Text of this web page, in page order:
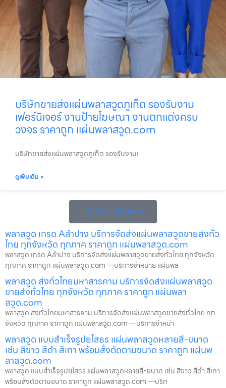
บริษัทขายส่งแผ่นพลาสวูดภูเก็ต รองรับงาน
เฟอร์นิเจอร์ งานป้ายโฆษณา งานตกแต่งครบ
วงจร ราคาถูก แผ่นพลาสวูด.com
บริษัทขายส่งแผ่นพลาสวูดภูเก็ต รองรับงานเ
ดูเพิ่มเติม »
ดูบทความทั้งหมด
พลาสวูด เกรด Aลำปาง บริการจัดส่งแผ่นพลาสวูดขายส่งทั่ว
ไทย ทุกจังหวัด ทุกภาค ราคาถูก แผ่นพลาสวูด.com
พลาสวูด เกรด Aลำปาง บริการจัดส่งแผ่นพลาสวูดขายส่งทั่วไทย ทุกจังหวัด
ทุกภาค ราคาถูก แผ่นพลาสวูด.com —บริการจำหน่าย แผ่นพล
พลาสวูด ส่งทั่วไทยมหาสารคาม บริการจัดส่งแผ่นพลาสวูด
ขายส่งทั่วไทย ทุกจังหวัด ทุกภาค ราคาถูก แผ่นพลา
สวูด.com
พลาสวูด ส่งทั่วไทยมหาสารคาม บริการจัดส่งแผ่นพลาสวูดขายส่งทั่วไทย ทุก
จังหวัด ทุกภาค ราคาถูก แผ่นพลาสวูด.com —บริการจำหน่า
พลาสวูด แบบสำเร็จรูปยโสธร แผ่นพลาสวูดหลายสี-ขนาด
เช่น สีขาว สีดำ สีเทา พร้อมสั่งตัดตามขนาด ราคาถูก แผ่นพ
ลาสวูด.com
พลาสวูด แบบสำเร็จรูปยโสธร แผ่นพลาสวูดหลายสี-ขนาด เช่น สีขาว สีดำ สีเทา
พร้อมสั่งตัดตามขนาด ราคาถูก แผ่นพลาสวูด.com —บริก